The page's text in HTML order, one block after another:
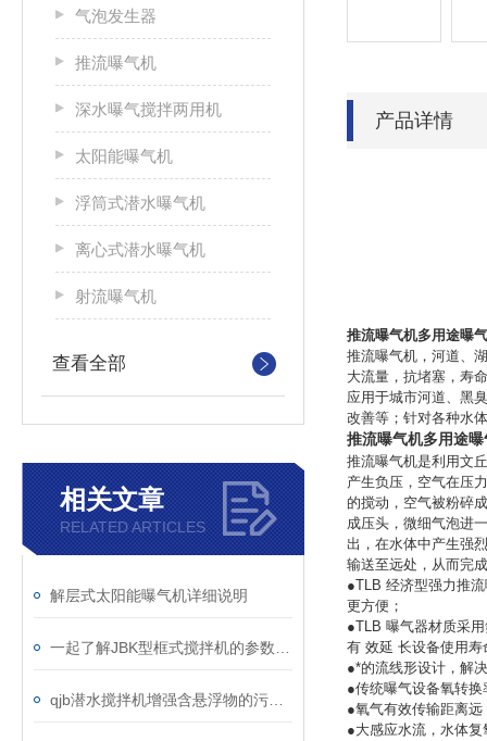
气泡发生器
推流曝气机
深水曝气搅拌两用机
太阳能曝气机
浮筒式潜水曝气机
离心式潜水曝气机
射流曝气机
查看全部
相关文章
RELATED ARTICLES
解层式太阳能曝气机详细说明
产品详情
推流曝气机多用途曝
推流曝气机，河道、
大流量，抗堵塞，寿
应用于城市河道、黑
改善等；针对各种水
推流曝气机多用途
推流曝气机是利用文
产生负压，空气在压
的搅动，空气被粉碎
成压头，微细气泡进
出，在水体中产生强
输送至远处，从而完
●TLB 经济型强力推
更方便；
●TLB 曝气器材质采
有 效延 长设备使用寿
●*的流线形设计，解
●传统曝气设备氧转
●氧气有效传输距离
●大感应水流，水体